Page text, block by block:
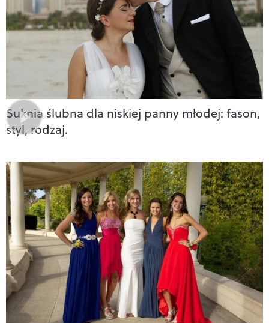
Suknia ślubna dla niskiej panny młodej: fason,
styl, rodzaj.